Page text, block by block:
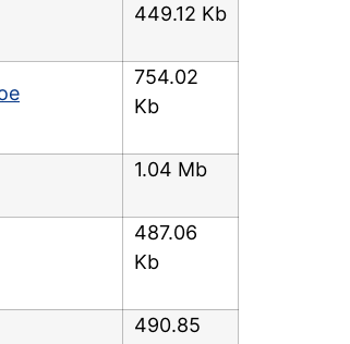
449.12 Kb
754.02
Kb
1.04 Mb
487.06
Kb
490.85